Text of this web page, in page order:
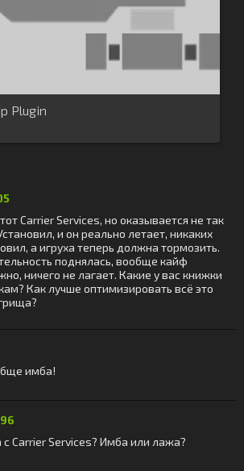
Plugin
Carrier Services, но оказывается не так
и он реально летает, никаких
а игруха теперь должна тормозить.
поднялась, вообще кайф
ничего не лагает. Какие у вас книжки
Как лучше оптимизировать всё это
имба!
с Carrier Services? Имба или лажа?